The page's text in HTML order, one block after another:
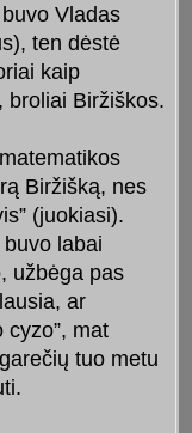
Vladas
ten dėstė
kaip
broliai Biržiškos.
Biržišką, nes
(juokiasi).
labai
užbėga pas
ar
cyzo”, mat
tuo metu